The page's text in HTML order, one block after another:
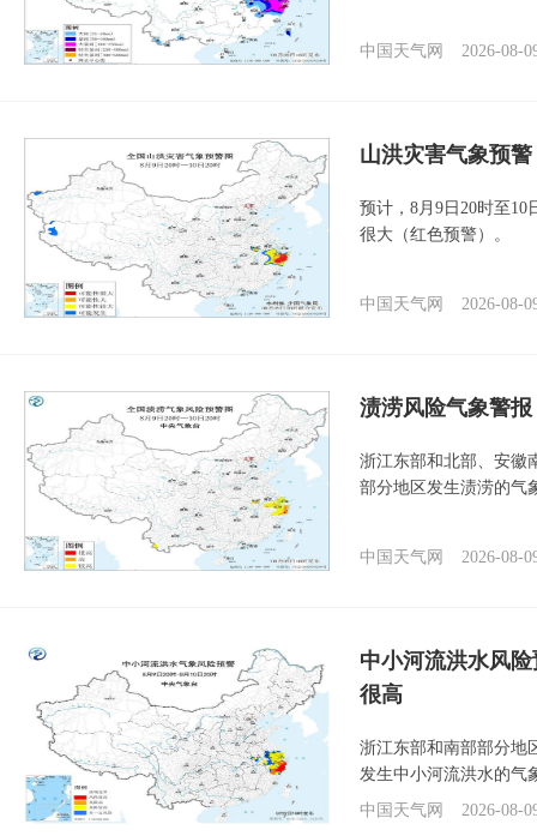
中国天气网 2026-08-
山洪灾害气象预
预计，8月9日20时至
很大（红色预警）。
中国天气网 2026-08-
渍涝风险气象警
浙江东部和北部、安徽
部分地区发生渍涝的气
中国天气网 2026-08-
中小河流洪水风
很高
浙江东部和南部部分地
发生中小河流洪水的气
中国天气网
2026-08-